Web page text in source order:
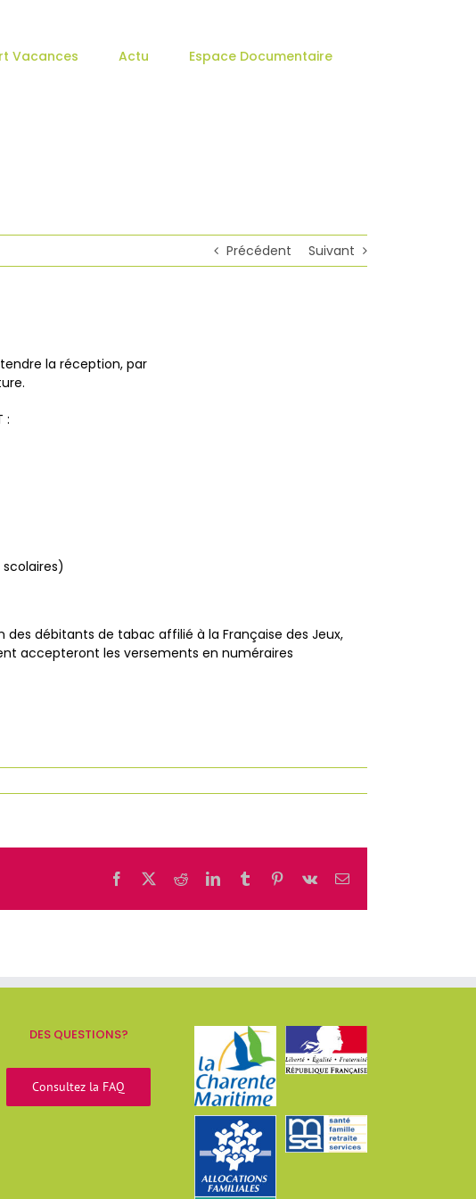
Vacances Actu Espace Documentaire
Précédent Suivant
la réception, par
:
des débitants de tabac affilié à la Française des Jeux,
accepteront les versements en numéraires
Facebook RedditLinkedInTumblr Pinterest
Vk Email
DES QUESTIONS?
Consultez la FAQ